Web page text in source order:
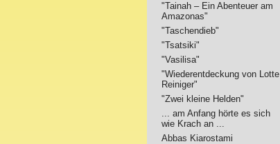
"Tainah – Ein Abenteuer am
Amazonas"
"Taschendieb"
"Tsatsiki"
"Vasilisa"
"Wiederentdeckung von Lotte
Reiniger"
"Zwei kleine Helden"
... am Anfang hörte es sich
wie Krach an ...
Abbas Kiarostami